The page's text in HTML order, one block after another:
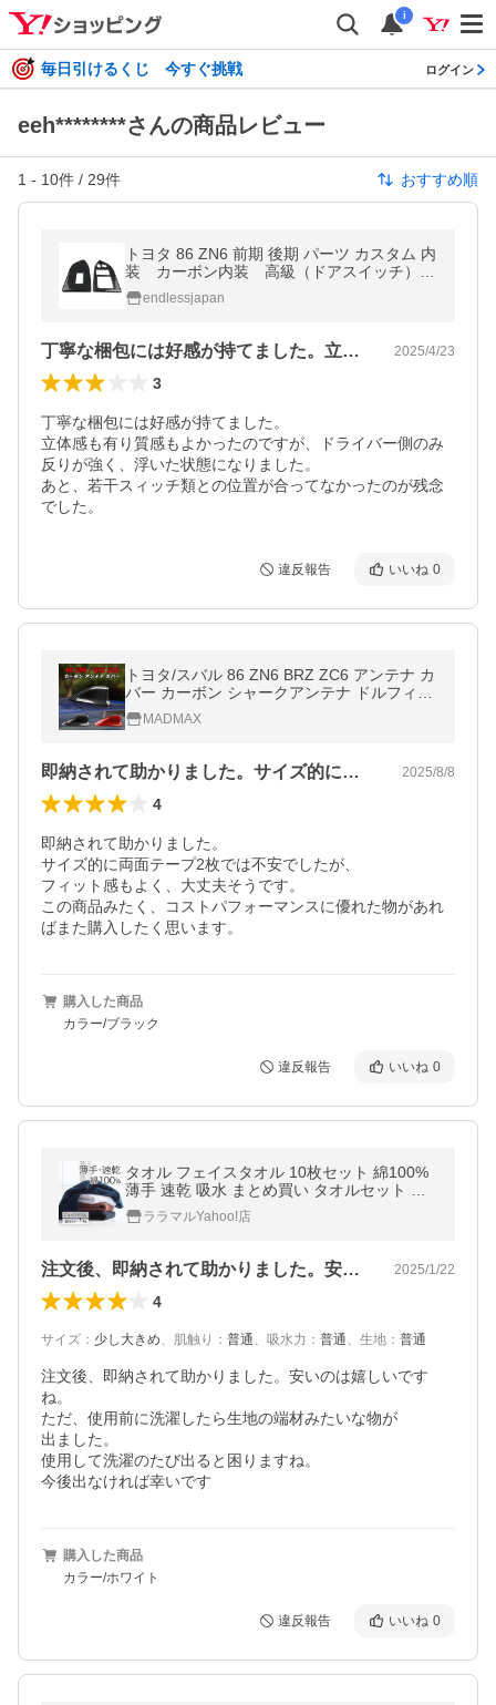
i
毎日引けるくじ 今すぐ挑戦 ログイン
eeh********さんの商品レビュー
1 - 10件 / 29件 おすすめ順
トヨタ 86 ZN6 前期 後期 パーツ カスタム 内
装 カーボン内装 高級（ドアスイッチ）パ
ネル インテリアパネル アクセサリー セカン
ドステージ
endlessjapan
丁寧な梱包には好感が持てました。立体感… 2025/4/23
3
丁寧な梱包には好感が持てました。
立体感も有り質感もよかったのですが、ドライバー側のみ
反りが強く、浮いた状態になりました。
あと、若干スィッチ類との位置が合ってなかったのが残念
違反報告 いいね 0
トヨタ/スバル 86 ZN6 BRZ ZC6 アンテナ カ
バー カーボン シャークアンテナ ドルフィン
アンテナ ハチロク 外装 エアロ アクセサリー
カスタム パーツ
MADMAX
即納されて助かりました。サイズ的に両面… 2025/8/8
4
即納されて助かりました。
サイズ的に両面テープ2枚では不安でしたが、
フィット感もよく、大丈夫そうです。
この商品みたく、コストパフォーマンスに優れた物があれ
ばまた購入したく思います。
購入した商品
カラー/ブラック
違反報告 いいね 0
タオル フェイスタオル 10枚セット 綿100%
薄手 速乾 吸水 まとめ買い タオルセット 無
地 エステ サロン 美容室 コットン 無地 丈夫
業務用 黒 34×86cm
ララマルYahoo!店
注文後、即納されて助かりました。安いの… 2025/1/22
4
サイズ ： 少し大きめ、 肌触り ： 普通、 吸水力 ： 普通、 生地 ： 普通
注文後、即納されて助かりました。安いのは嬉しいです
ね。
ただ、使用前に洗濯したら生地の端材みたいな物が
出ました。
使用して洗濯のたび出ると困りますね。
今後出なければ幸いです
購入した商品
カラー/ホワイト
違反報告 いいね 0